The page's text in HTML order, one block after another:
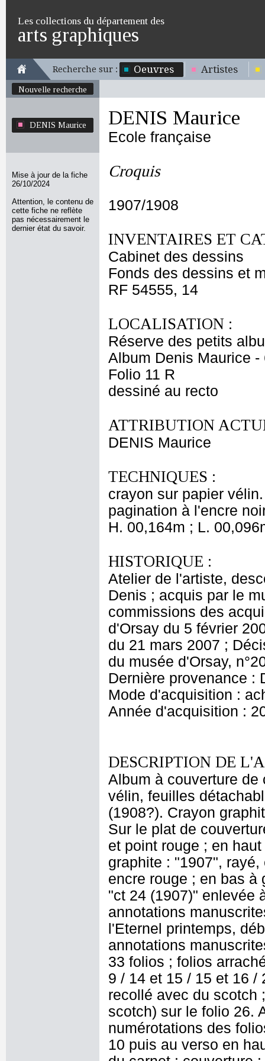
Les collections du département des
arts graphiques
Recherche sur : Oeuvres Artistes
Nouvelle recherche
DENIS Maurice
Mise à jour de la fiche
26/10/2024
Attention, le contenu de
cette fiche ne reflète
pas nécessairement le
dernier état du savoir.
DENIS Maurice
Ecole française
Croquis
1907/1908
INVENTAIRES ET
Cabinet des dessins
Fonds des dessins et
RF 54555, 14
LOCALISATION :
Réserve des petits
Album Denis Maurice -
Folio 11 R
dessiné au recto
ATTRIBUTION
DENIS Maurice
TECHNIQUES :
crayon sur papier
pagination à l'encre
H. 00,164m ; L.
HISTORIQUE :
Atelier de l'artiste,
Denis ; acquis par le
commissions des
d'Orsay du 5 février
du 21 mars 2007 ;
du musée d'Orsay,
Dernière provenance :
Mode d'acquisition :
Année d'acquisition :
DESCRIPTION DE
Album à couverture de
vélin, feuilles
(1908?). Crayon
Sur le plat de
et point rouge ; en
graphite : "1907",
encre rouge ; en bas à
"ct 24 (1907)" enlevée
annotations
l'Eternel printemps,
annotations
33 folios ; folios
9 / 14 et 15 / 15 et 16 /
recollé avec du scotch
scotch) sur le folio 26.
numérotations des
10 puis au verso en